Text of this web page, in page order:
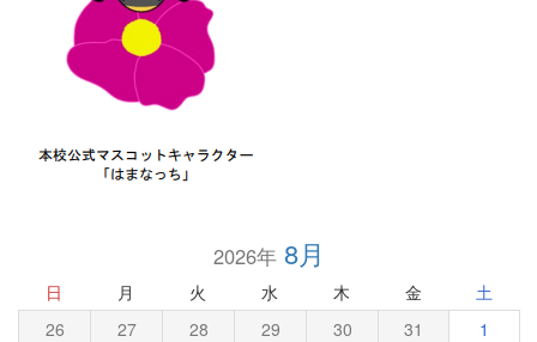
2026年8月
日 月 火 水 木 金 土
26 27 28 29 30 31 1